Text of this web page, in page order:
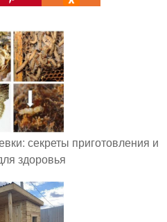
секреты приготовления и
здоровья